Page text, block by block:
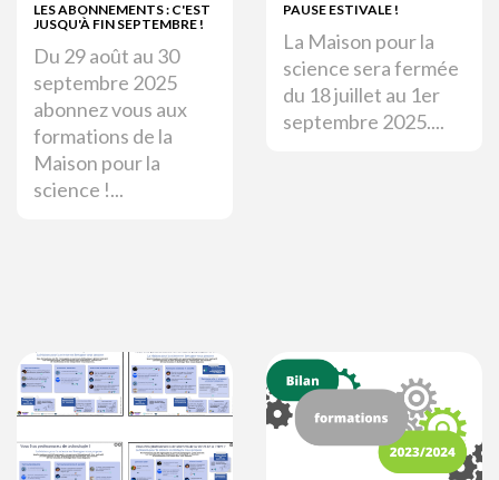
LES ABONNEMENTS : C'EST
JUSQU'À FIN SEPTEMBRE !
Du 29 août au 30
septembre 2025
abonnez vous aux
formations de la
Maison pour la
science !...
PAUSE ESTIVALE !
La Maison pour la
science sera fermée
du 18 juillet au 1er
septembre 2025....